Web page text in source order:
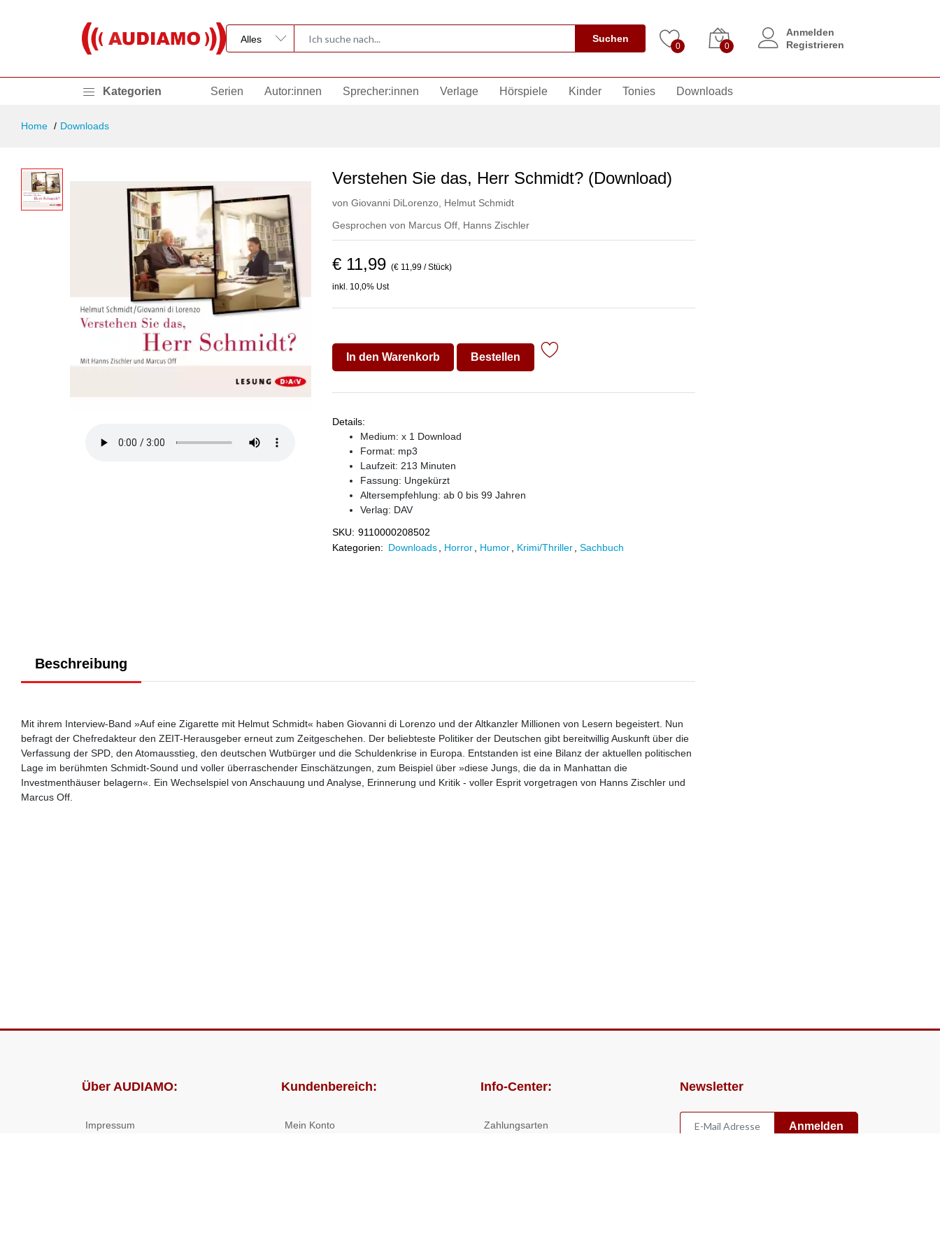
Suchen
0 0
Anmelden
Registrieren
Kategorien Serien Autor:innen Sprecher:innen Verlage Hörspiele Kinder Tonies Downloads
Home Downloads
Verstehen Sie das, Herr Schmidt? (Download)
von Giovanni DiLorenzo, Helmut Schmidt
Gesprochen von Marcus Off, Hanns Zischler
€ 11,99 (€ 11,99 / Stück)
inkl. 10,0% Ust
In den Warenkorb Bestellen
Details:
Medium: x 1 Download
Format: mp3
Laufzeit: 213 Minuten
Fassung: Ungekürzt
Altersempfehlung: ab 0 bis 99 Jahren
Verlag: DAV
SKU: 9110000208502
Kategorien: Downloads Horror Humor Krimi/Thriller Sachbuch
Beschreibung
Mit ihrem Interview-Band »Auf eine Zigarette mit Helmut Schmidt« haben Giovanni di Lorenzo und der Altkanzler Millionen von Lesern begeistert. Nun
befragt der Chefredakteur den ZEIT-Herausgeber erneut zum Zeitgeschehen. Der beliebteste Politiker der Deutschen gibt bereitwillig Auskunft über die
Verfassung der SPD, den Atomausstieg, den deutschen Wutbürger und die Schuldenkrise in Europa. Entstanden ist eine Bilanz der aktuellen politischen
Lage im berühmten Schmidt-Sound und voller überraschender Einschätzungen, zum Beispiel über »diese Jungs, die da in Manhattan die
Investmenthäuser belagern«. Ein Wechselspiel von Anschauung und Analyse, Erinnerung und Kritik - voller Esprit vorgetragen von Hanns Zischler und
Marcus Off.
Über AUDIAMO:
Impressum
Kundenbereich:
Mein Konto
Info-Center:
Zahlungsarten
Newsletter
Anmelden